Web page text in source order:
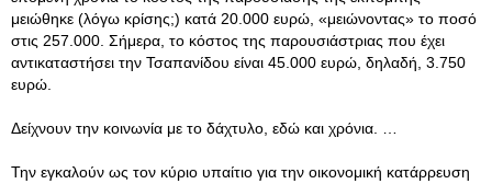
μειώθηκε (λόγω κρίσης;) κατά 20.000 ευρώ, «μειώνοντας» το ποσό
στις 257.000. Σήμερα, το κόστος της παρουσιάστριας που έχει
αντικαταστήσει την Τσαπανίδου είναι 45.000 ευρώ, δηλαδή, 3.750
ευρώ.
Δείχνουν την κοινωνία με το δάχτυλο, εδώ και χρόνια. …
Την εγκαλούν ως τον κύριο υπαίτιο για την οικονομική κατάρρευση